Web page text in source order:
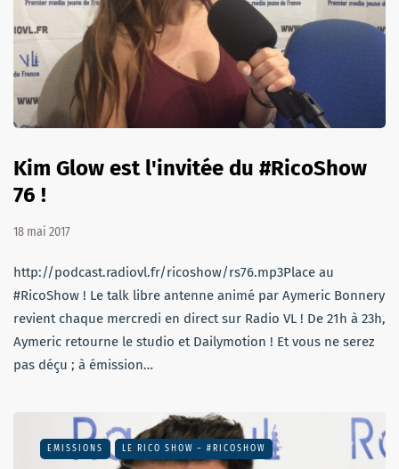
Kim Glow est l'invitée du #RicoShow
76 !
18 mai 2017
http://podcast.radiovl.fr/ricoshow/rs76.mp3Place au
#RicoShow ! Le talk libre antenne animé par Aymeric Bonnery
revient chaque mercredi en direct sur Radio VL ! De 21h à 23h,
Aymeric retourne le studio et Dailymotion ! Et vous ne serez
pas déçu ; à émission…
EMISSIONS LE RICO SHOW – #RICOSHOW